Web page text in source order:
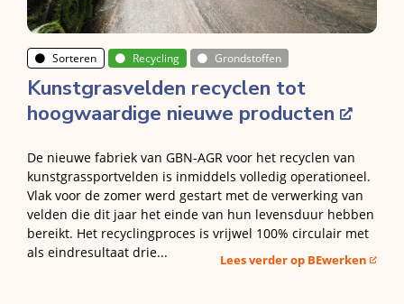
Sorteren Recycling Grondstoffen
Kunstgrasvelden recyclen tot
hoogwaardige nieuwe producten
De nieuwe fabriek van GBN-AGR voor het recyclen van
kunstgrassportvelden is inmiddels volledig operationeel.
Vlak voor de zomer werd gestart met de verwerking van
velden die dit jaar het einde van hun levensduur hebben
bereikt. Het recyclingproces is vrijwel 100% circulair met
als eindresultaat drie...
Lees verder op BEwerken